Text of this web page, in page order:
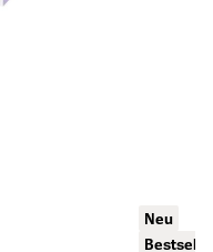
Neu